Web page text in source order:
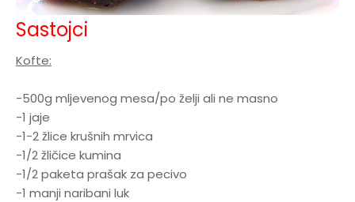
Sastojci
Kofte:
-500g mljevenog mesa/po želji ali ne masno
-1 jaje
-1-2 žlice krušnih mrvica
-1/2 žličice kumina
-1/2 paketa prašak za pecivo
-1 manji naribani luk